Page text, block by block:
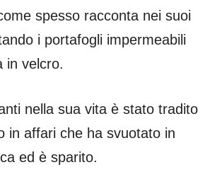
spesso racconta nei suoi
i portafogli impermeabili
in velcro.
nella sua vita è stato tradito
in affari che ha svuotato in
ed è sparito.